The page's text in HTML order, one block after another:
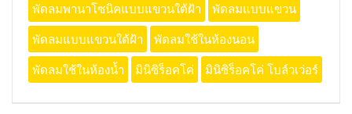
พัดลมพานาโซนิคแบบแขวนใต้ฝ้า
พัดลมแบบแขวน
พัดลมแบบแขวนใต้ฝ้า
พัดลมใช้ในห้องนอน
พัดลมใช้ในห้องน้ำ
มินิซิร็อคโค่ มินิซิร็อคโค่ โบล์วเว่อร์